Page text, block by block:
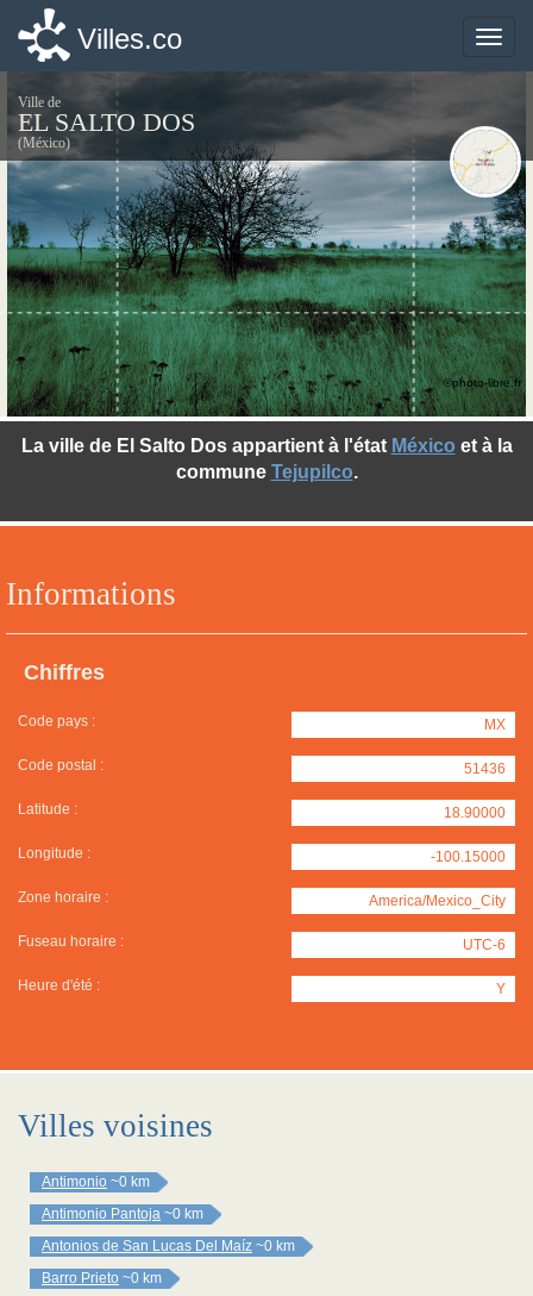
Toggle
Villes.co
Ville de
EL SALTO DOS
(México)
Informations
Chiffres
Code pays : MX
Code postal : 51436
Latitude : 18.90000
Longitude : -100.15000
Zone horaire : America/Mexico_City
Fuseau horaire : UTC-6
Heure d'été : Y
La ville de El Salto Dos appartient à l'état México et à la
commune Tejupilco.
©photo-libre.fr
Villes voisines
Antimonio ~0 km
Antimonio Pantoja ~0 km
Antonios de San Lucas Del Maíz ~0 km
Barro Prieto ~0 km
Toggle
Villes.co